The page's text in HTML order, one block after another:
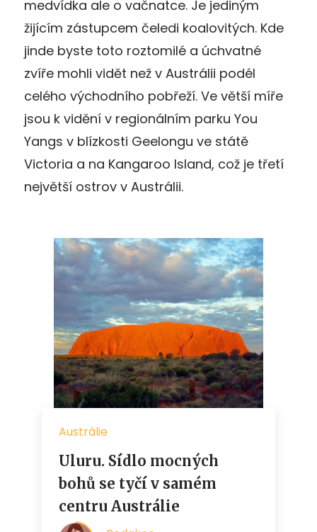
medvídka ale o vačnatce. Je jediným
žijícím zástupcem čeledi koalovitých. Kde
jinde byste toto roztomilé a úchvatné
zvíře mohli vidět než v Austrálii podél
celého východního pobřeží. Ve větší míře
jsou k vidění v regionálním parku You
Yangs v blízkosti Geelongu ve státě
Victoria a na Kangaroo Island, což je třetí
největší ostrov v Austrálii.